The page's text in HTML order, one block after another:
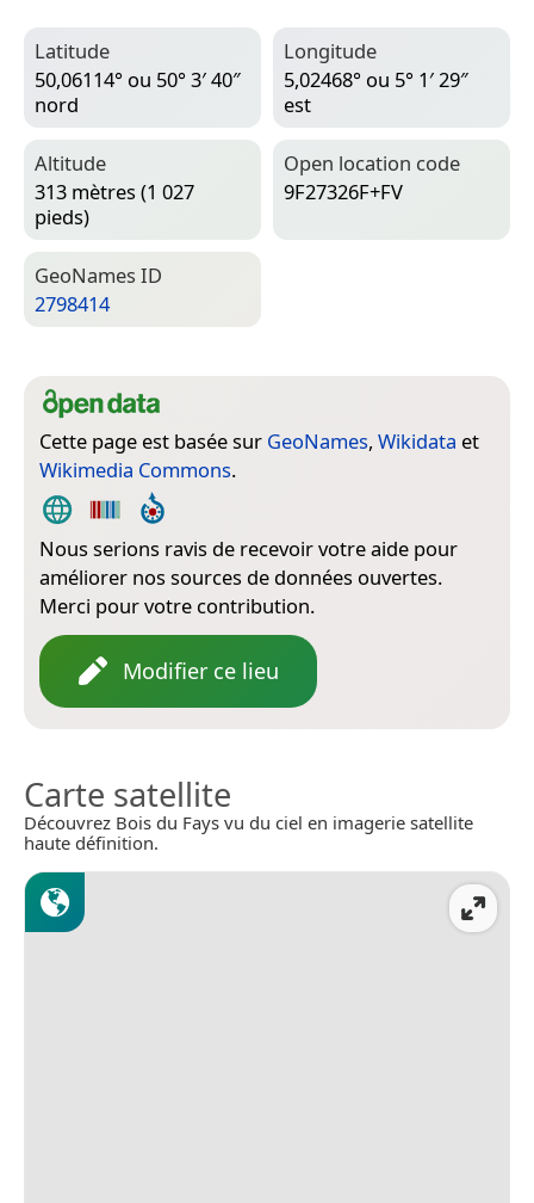
Latitude
50,06114° ou 50° 3′ 40″
nord
Longitude
5,02468° ou 5° 1′ 29″
est
Altitude
313 mètres (1 027
pieds)
Open location code
9F27326F+FV
Geo­Names ID
2798414
Cette page est basée sur GeoNames, Wikidata et
Wikimedia Commons.
Nous serions ravis de recevoir votre aide pour
améliorer nos sources de données ouvertes.
Merci pour votre contribution.
Modifier ce lieu
Carte satellite
Découvrez Bois du Fays vu du ciel en imagerie satellite
haute définition.